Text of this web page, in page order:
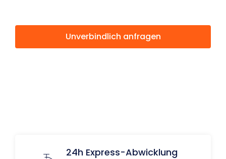
Unverbindlich anfragen
24h Express-Abwicklung